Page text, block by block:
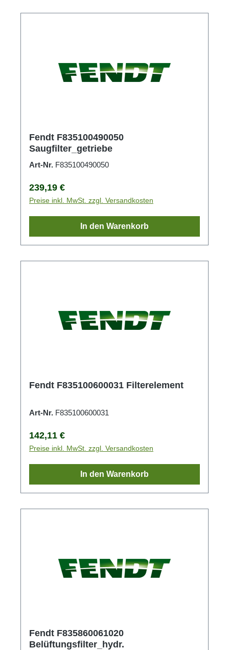
Fendt F835100490050
Saugfilter_getriebe
Art-Nr. F835100490050
Regulärer Preis:
239,19 €
Preise inkl. MwSt. zzgl. Versandkosten
In den Warenkorb
Fendt F835100600031 Filterelement
Art-Nr. F835100600031
Regulärer Preis:
142,11 €
Preise inkl. MwSt. zzgl. Versandkosten
In den Warenkorb
Fendt F835860061020
Belüftungsfilter_hydr.